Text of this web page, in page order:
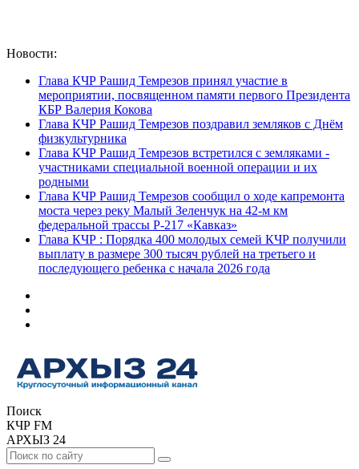
Новости:
Глава КЧР Рашид Темрезов принял участие в
мероприятии, посвященном памяти первого Президента
КБР Валерия Кокова
Глава КЧР Рашид Темрезов поздравил земляков с Днём
физкультурника
Глава КЧР Рашид Темрезов встретился с земляками -
участниками специальной военной операции и их
родными
Глава КЧР Рашид Темрезов сообщил о ходе капремонта
моста через реку Малый Зеленчук на 42-м км
федеральной трассы Р-217 «Кавказ»
Глава КЧР : Порядка 400 молодых семей КЧР получили
выплату в размере 300 тысяч рублей на третьего и
последующего ребенка с начала 2026 года
Поиск
КЧР FM
АРХЫЗ 24